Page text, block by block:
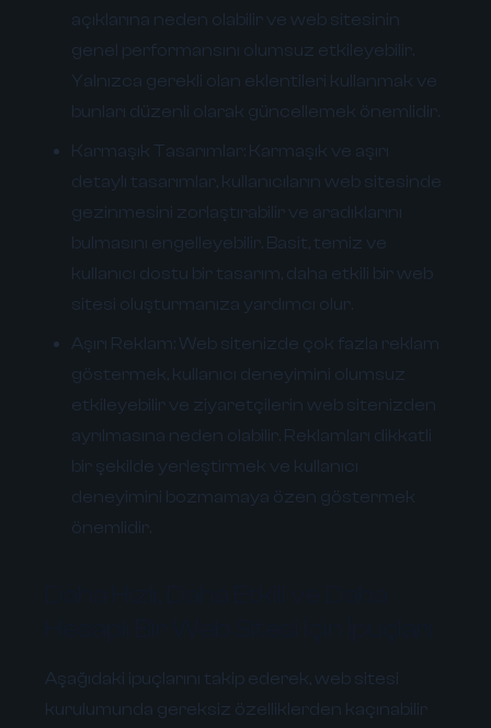
açıklarına neden olabilir ve web sitesinin
genel performansını olumsuz etkileyebilir.
Yalnızca gerekli olan eklentileri kullanmak ve
bunları düzenli olarak güncellemek önemlidir.
Karmaşık Tasarımlar: Karmaşık ve aşırı
detaylı tasarımlar, kullanıcıların web sitesinde
gezinmesini zorlaştırabilir ve aradıklarını
bulmasını engelleyebilir. Basit, temiz ve
kullanıcı dostu bir tasarım, daha etkili bir web
sitesi oluşturmanıza yardımcı olur.
Aşırı Reklam: Web sitenizde çok fazla reklam
göstermek, kullanıcı deneyimini olumsuz
etkileyebilir ve ziyaretçilerin web sitenizden
ayrılmasına neden olabilir. Reklamları dikkatli
bir şekilde yerleştirmek ve kullanıcı
deneyimini bozmamaya özen göstermek
önemlidir.
Aşağıdaki ipuçlarını takip ederek, web sitesi
kurulumunda gereksiz özelliklerden kaçınabilir